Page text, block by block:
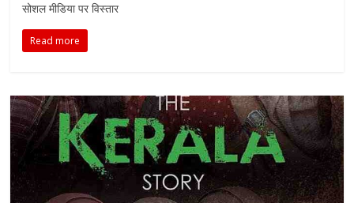
सोशल मीडिया पर विस्तार
Read more